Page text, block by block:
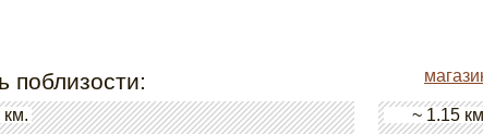
поблизости:
км. ~ 1.15